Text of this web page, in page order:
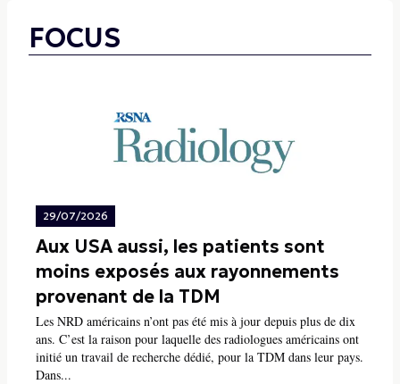
FOCUS
29/07/2026
Aux USA aussi, les patients sont
moins exposés aux rayonnements
provenant de la TDM
Les NRD américains n’ont pas été mis à jour depuis plus de dix
ans. C’est la raison pour laquelle des radiologues américains ont
initié un travail de recherche dédié, pour la TDM dans leur pays.
Dans...